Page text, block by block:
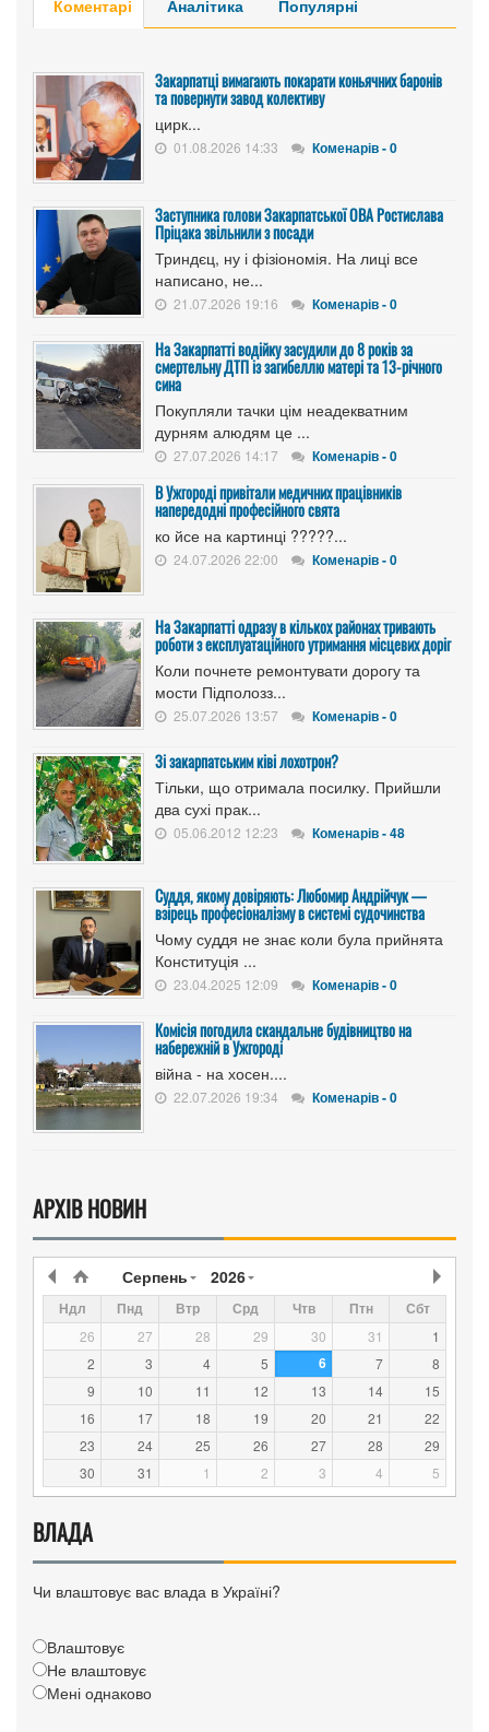
Коментарі Аналітика Популярні
Закарпатці вимагають покарати коньячних баронів
та повернути завод колективу
цирк...
01.08.2026 14:33 Коменарів - 0
Заступника голови Закарпатської ОВА Ростислава
Пріцака звільнили з посади
Триндєц, ну і фізіономія. На лиці все
написано, не...
21.07.2026 19:16 Коменарів - 0
На Закарпатті водійку засудили до 8 років за
смертельну ДТП із загибеллю матері та 13-річного
сина
Покупляли тачки цім неадекватним
дурням алюдям це ...
27.07.2026 14:17 Коменарів - 0
В Ужгороді привітали медичних працівників
напередодні професійного свята
ко йсе на картинці ?????...
24.07.2026 22:00 Коменарів - 0
На Закарпатті одразу в кількох районах тривають
роботи з експлуатаційного утримання місцевих доріг
Коли почнете ремонтувати дорогу та
мости Підполозз...
25.07.2026 13:57 Коменарів - 0
Зі закарпатським ківі лохотрон?
Тільки, що отримала посилку. Прийшли
два сухі прак...
05.06.2012 12:23 Коменарів - 48
Суддя, якому довіряють: Любомир Андрійчук —
взірець професіоналізму в системі судочинства
Чому суддя не знає коли була прийнята
Конституція ...
23.04.2025 12:09 Коменарів - 0
Комісія погодила скандальне будівництво на
набережній в Ужгороді
війна - на хосен....
22.07.2026 19:34 Коменарів - 0
АРХІВ НОВИН
Серпень 2026
Ндл Пнд Втр Срд Чтв Птн Сбт
26 27 28 29 30 31
1
2
3 4 5 6 7
8
9
10 11 12 13 14
15
16
17 18 19 20 21
22
23
24 25 26 27 28
29
30
31 1 2 3 4 5
ВЛАДА
Чи влаштовує вас влада в Україні?
Влаштовує
Не влаштовує
Мені однаково